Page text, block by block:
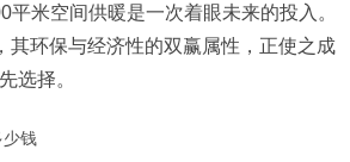
平米空间供暖是一次着眼未来的投入。
其环保与经济性的双赢属性，正使之成
选择。
少钱